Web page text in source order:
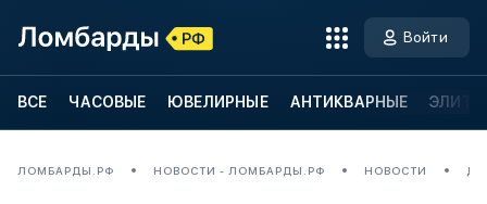
Войти
ВСЕ ЧАСОВЫЕ ЮВЕЛИРНЫЕ АНТИКВАРНЫЕ
ЛОМБАРДЫ.РФ НОВОСТИ - ЛОМБАРДЫ.РФ НОВОСТИ